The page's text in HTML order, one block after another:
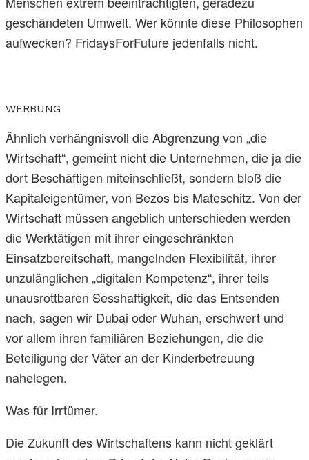
geschändeten Umwelt. Wer könnte diese Philosophen
aufwecken? FridaysForFuture jedenfalls nicht.
WERBUNG
Ähnlich verhängnisvoll die Abgrenzung von „die
Wirtschaft“, gemeint nicht die Unternehmen, die ja die
dort Beschäftigen miteinschließt, sondern bloß die
Kapitaleigentümer, von Bezos bis Mateschitz. Von der
Wirtschaft müssen angeblich unterschieden werden
die Werktätigen mit ihrer eingeschränkten
Einsatzbereitschaft, mangelnden Flexibilität, ihrer
unzulänglichen „digitalen Kompetenz“, ihrer teils
unausrottbaren Sesshaftigkeit, die das Entsenden
nach, sagen wir Dubai oder Wuhan, erschwert und
vor allem ihren familiären Beziehungen, die die
Beteiligung der Väter an der Kinderbetreuung
nahelegen.
Was für Irrtümer.
Die Zukunft des Wirtschaftens kann nicht geklärt